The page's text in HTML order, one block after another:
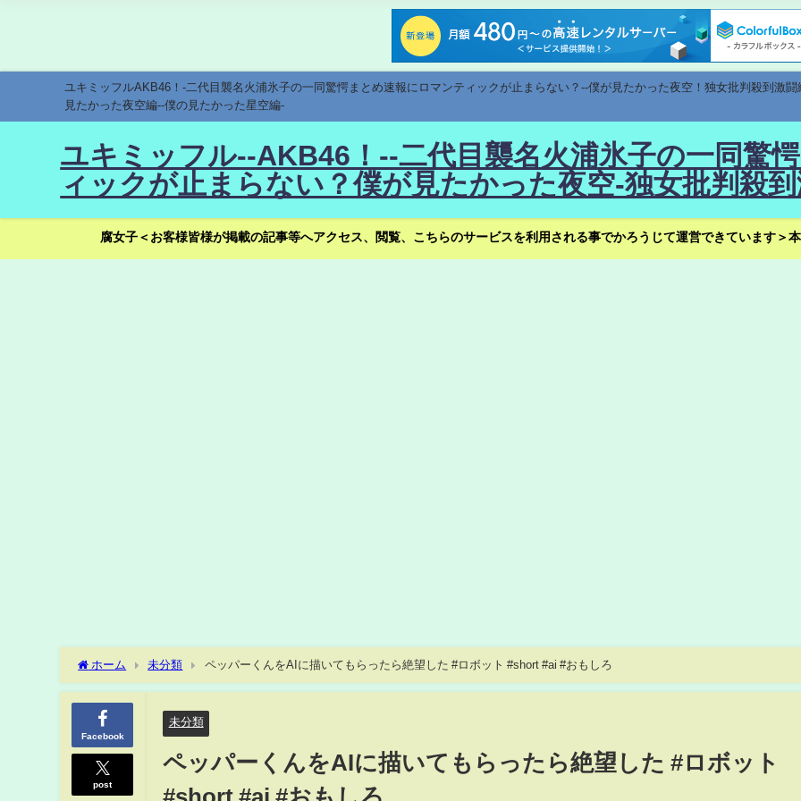
ユキミッフルAKB46！-二代目襲名火浦氷子の一同驚愕まとめ速報にロマンティックが止まらない？--僕が見たかった夜空！独女批判殺到激
見たかった夜空編--僕の見たかった星空編-
ユキミッフル--AKB46！--二代目襲名火浦氷子の一同驚
ィックが止まらない？僕が見たかった夜空-独女批判殺
腐女子＜お客様皆様が掲載の記事等へアクセス、閲覧、こちらのサービスを利用される事でかろうじて運営できています＞
ホーム 未分類 ペッパーくんをAIに描いてもらったら絶望した #ロボット #short #ai #おもしろ
Facebook
post
未分類
ペッパーくんをAIに描いてもらったら絶望した #ロボット
#short #ai #おもしろ